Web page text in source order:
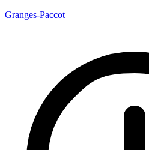
Granges-Paccot